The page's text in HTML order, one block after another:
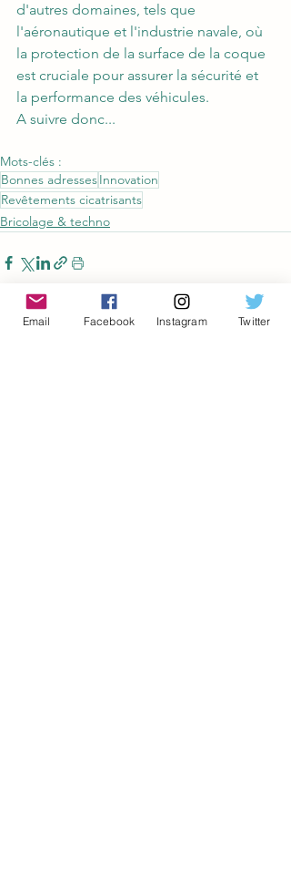
d'autres domaines, tels que
l'aéronautique et l'industrie navale, où
la protection de la surface de la coque
est cruciale pour assurer la sécurité et
la performance des véhicules.
A suivre donc...
Mots-clés :
Bonnes adressesInnovation
Revêtements cicatrisants
Bricolage & techno
Email Facebook Instagram Twitter